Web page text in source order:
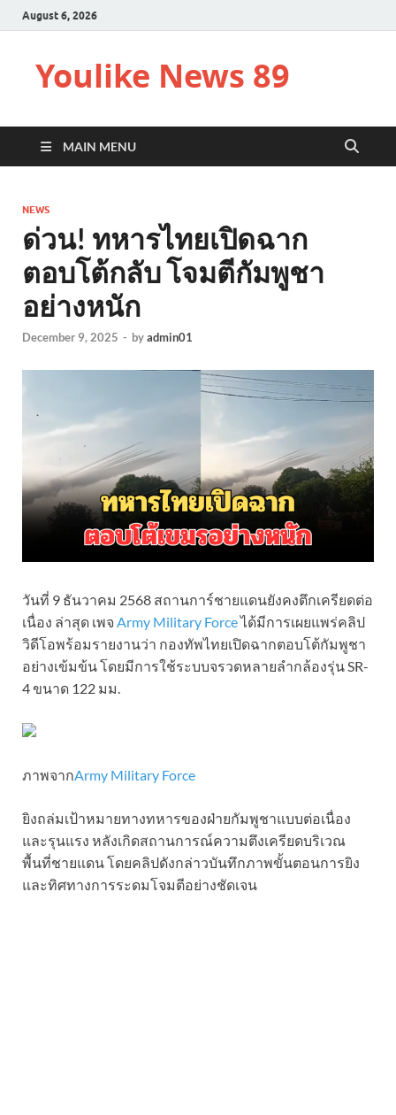
August 6, 2026
Youlike News 89
MAIN MENU
NEWS
ด่วน! ทหารไทยเปิดฉาก
ตอบโต้กลับ โจมตีกัมพูชา
อย่างหนัก
December 9, 2025 - byadmin01
วันที่ 9 ธันวาคม 2568 สถานการ์ชายแดนยังคงตึกเครียดต่อ
เนื่อง ล่าสุด เพจ Army Military Forceได้มีการเผยแพร่คลิป
วิดีโอพร้อมรายงานว่า กองทัพไทยเปิดฉากตอบโต้กัมพูชา
อย่างเข้มข้น โดยมีการใช้ระบบจรวดหลายลำกล้องรุ่น SR-
4 ขนาด 122 มม.
ภาพจากArmy Military Force
ยิงถล่มเป้าหมายทางทหารของฝ่ายกัมพูชาแบบต่อเนื่อง
และรุนแรง หลังเกิดสถานการณ์ความตึงเครียดบริเวณ
พื้นที่ชายแดน โดยคลิปดังกล่าวบันทึกภาพขั้นตอนการยิง
และทิศทางการระดมโจมตีอย่างชัดเจน